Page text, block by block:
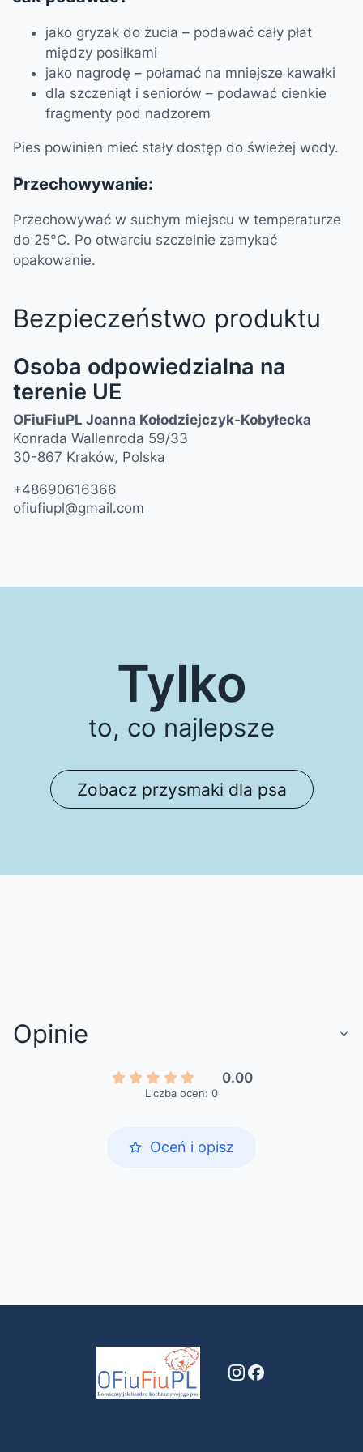
jako gryzak do żucia – podawać cały płat
między posiłkami
jako nagrodę – połamać na mniejsze kawałki
dla szczeniąt i seniorów – podawać cienkie
fragmenty pod nadzorem
Pies powinien mieć stały dostęp do świeżej wody.
Przechowywanie:
Przechowywać w suchym miejscu w temperaturze
do 25°C. Po otwarciu szczelnie zamykać
opakowanie.
Bezpieczeństwo produktu
Osoba odpowiedzialna na
terenie UE
OFiuFiuPL Joanna Kołodziejczyk-Kobyłecka
Konrada Wallenroda 59/33
30-867 Kraków, Polska
+48690616366
ofiufiupl@gmail.com
Tylko
to, co najlepsze
Zobacz przysmaki dla psa
Opinie
0.00
Liczba ocen: 0
Oceń i opisz